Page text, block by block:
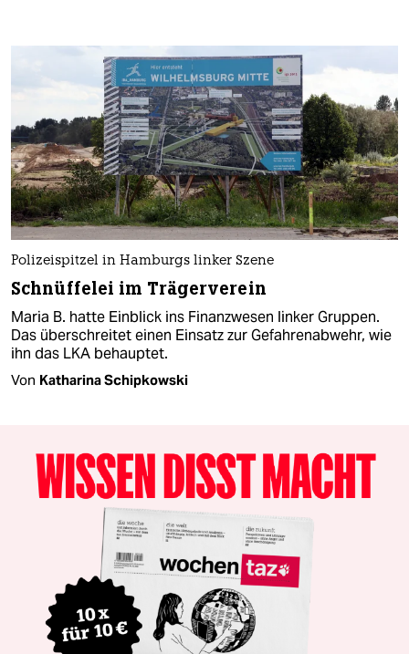
Polizeispitzel in Hamburgs linker Szene
Schnüffelei im Trägerverein
Maria B. hatte Einblick ins Finanzwesen linker Gruppen.
Das überschreitet einen Einsatz zur Gefahrenabwehr, wie
ihn das LKA behauptet.
Von Katharina Schipkowski